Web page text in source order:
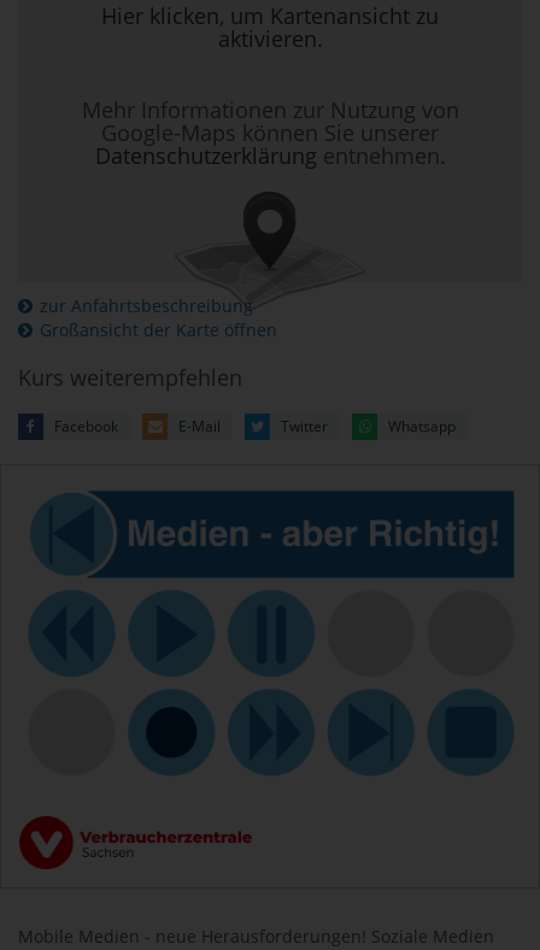
Hier klicken, um Kartenansicht zu
aktivieren.
Mehr Informationen zur Nutzung von
Google-Maps können Sie unserer
Datenschutzerklärung entnehmen.
zur Anfahrtsbeschreibung
Großansicht der Karte öffnen
Kurs weiterempfehlen
Facebook E-Mail Twitter Whatsapp
Mobile Medien - neue Herausforderungen! Soziale Medien